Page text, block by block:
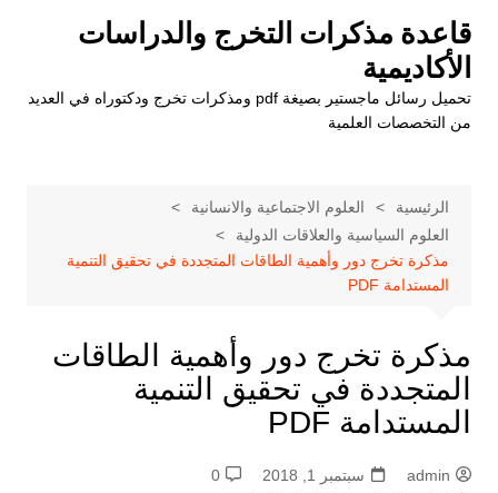
المحتوى
قاعدة مذكرات التخرج والدراسات
الأكاديمية
تحميل رسائل ماجستير بصيغة pdf ومذكرات تخرج ودكتوراه في العديد
من التخصصات العلمية
الرئيسية
العلوم الاجتماعية والانسانية
العلوم السياسية والعلاقات الدولية
مذكرة تخرج دور وأهمية الطاقات المتجددة في تحقيق التنمية
المستدامة PDF
مذكرة تخرج دور وأهمية الطاقات
المتجددة في تحقيق التنمية
المستدامة PDF
admin سبتمبر 1, 2018
0